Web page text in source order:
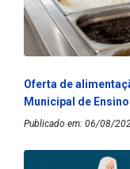
Oferta de
Municipal de
Publicado em: 06/08/